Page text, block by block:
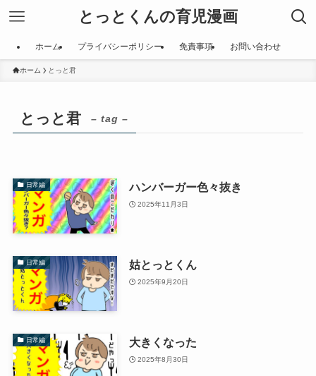
とっとくんの育児漫画
ホーム プライバシーポリシー 免責事項 お問い合わせ
ホーム とっと君
とっと君 – tag –
日常編 ハンバーガー色々抜き
2025年11月3日
日常編 姑とっとくん
2025年9月20日
日常編 大きくなった
2025年8月30日